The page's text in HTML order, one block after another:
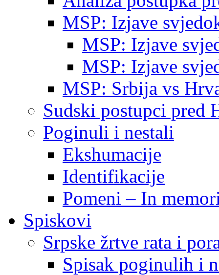
MSP: Izjave
MSP: Izjave
MSP: Izjave
MSP: Srbija vs
Sudski postupci pred
Poginuli i nestali
Ekshumacije
Identifikacije
Pomeni – In
Spiskovi
Srpske žrtve rata i
Spisak poginulih i